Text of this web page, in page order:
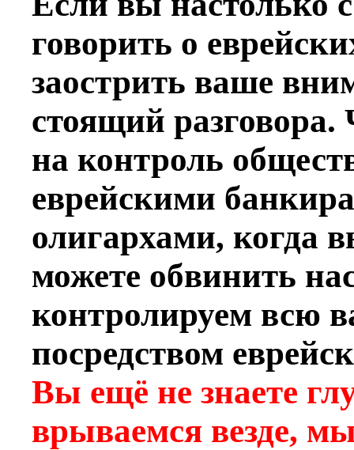
говорить о
заострить ваше
стоящий разговора.
на контроль
еврейскими
олигархами, когда
можете обвинить
контролируем всю
посредством
Вы ещё не знаете
врываемся везде,